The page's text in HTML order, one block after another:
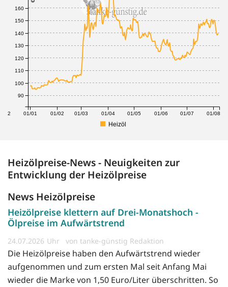
12 01/01 01/02 01/03 01/04 01/05 01/06 01/07 01/08
90
100
110
120
130
140
150
160
Heizöl
Heizölpreise-News - Neuigkeiten zur
Entwicklung der Heizölpreise
News Heizölpreise
Heizölpreise klettern auf Drei-Monatshoch -
Ölpreise im Aufwärtstrend
24.07.2026 von tanke-günstig Redaktion
Die Heizölpreise haben den Aufwärtstrend wieder
aufgenommen und zum ersten Mal seit Anfang Mai
wieder die Marke von 1,50 Euro/Liter überschritten. So